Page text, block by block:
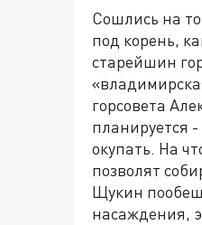
Сошлись на
под корень,
старейшин
горсовета
планируется -
окупать. На
позволят
Щукин
насаждения,